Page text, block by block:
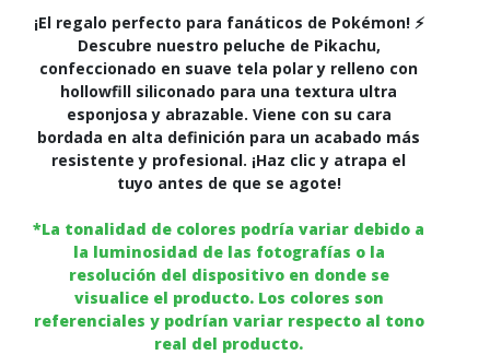
¡El regalo perfecto para fanáticos de Pokémon! ⚡
Descubre nuestro peluche de Pikachu,
confeccionado en suave tela polar y relleno con
hollowfill siliconado para una textura ultra
esponjosa y abrazable. Viene con su cara
bordada en alta definición para un acabado más
resistente y profesional. ¡Haz clic y atrapa el
tuyo antes de que se agote!
*La tonalidad de colores podría variar debido a
la luminosidad de las fotografías o la
resolución del dispositivo en donde se
visualice el producto. Los colores son
referenciales y podrían variar respecto al tono
real del producto.